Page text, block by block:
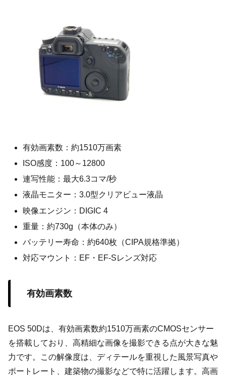
有効画素数：約1510万画素
ISO感度：100～12800
連写性能：最大6.3コマ/秒
液晶モニター：3.0型クリアビュー液晶
映像エンジン：DIGIC 4
重量：約730g（本体のみ）
バッテリー寿命：約640枚（CIPA規格準拠）
対応マウント：EF・EF-Sレンズ対応
有効画素数
EOS 50Dは、有効画素数約1510万画素のCMOSセンサー
を搭載しており、高精細な画像を撮影できる点が大きな魅
力です。この解像度は、ディテールを重視した風景写真や
ポートレート、建築物の撮影などで特に活躍します。高画